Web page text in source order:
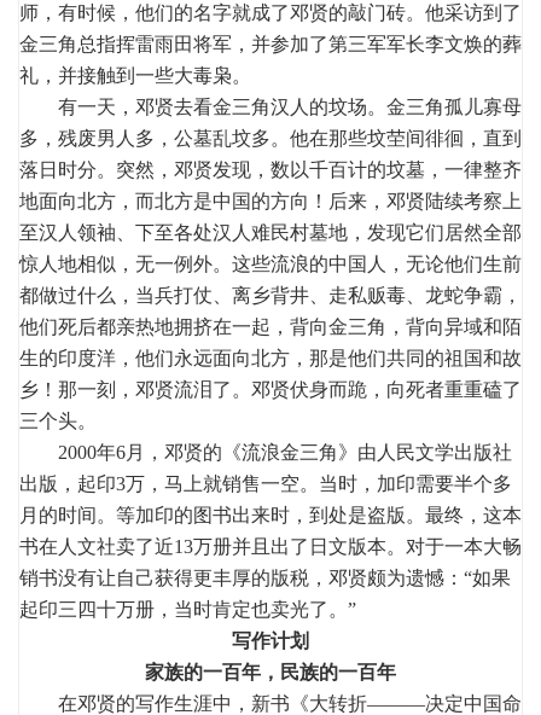
师，有时候，他们的名字就成了邓贤的敲门砖。他采访到了
金三角总指挥雷雨田将军，并参加了第三军军长李文焕的葬
礼，并接触到一些大毒枭。
有一天，邓贤去看金三角汉人的坟场。金三角孤儿寡母
多，残废男人多，公墓乱坟多。他在那些坟茔间徘徊，直到
落日时分。突然，邓贤发现，数以千百计的坟墓，一律整齐
地面向北方，而北方是中国的方向！后来，邓贤陆续考察上
至汉人领袖、下至各处汉人难民村墓地，发现它们居然全部
惊人地相似，无一例外。这些流浪的中国人，无论他们生前
都做过什么，当兵打仗、离乡背井、走私贩毒、龙蛇争霸，
他们死后都亲热地拥挤在一起，背向金三角，背向异域和陌
生的印度洋，他们永远面向北方，那是他们共同的祖国和故
乡！那一刻，邓贤流泪了。邓贤伏身而跪，向死者重重磕了
三个头。
2000年6月，邓贤的《流浪金三角》由人民文学出版社
出版，起印3万，马上就销售一空。当时，加印需要半个多
月的时间。等加印的图书出来时，到处是盗版。最终，这本
书在人文社卖了近13万册并且出了日文版本。对于一本大畅
销书没有让自己获得更丰厚的版税，邓贤颇为遗憾：“如果
起印三四十万册，当时肯定也卖光了。”
写作计划
家族的一百年，民族的一百年
在邓贤的写作生涯中，新书《大转折———决定中国命